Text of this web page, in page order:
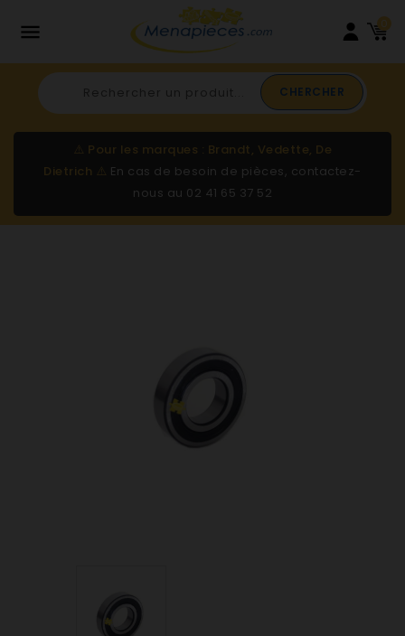
 0
CHERCHER
⚠️ Pour les marques : Brandt, Vedette, De
Dietrich ⚠️ En cas de besoin de pièces, contactez-
nous au 02 41 65 37 52